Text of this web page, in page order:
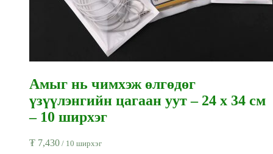
Амыг нь чимхэж өлгөдөг
үзүүлэнгийн цагаан уут – 24 x 34 см
– 10 ширхэг
₮ 7,430 / 10 ширхэг